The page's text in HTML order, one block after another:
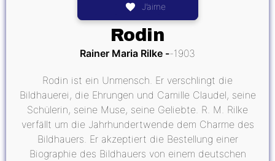
J’aime
Rodin
Rainer Maria Rilke 1903
Rodin ist ein Unmensch. Er verschlingt die
Bildhauerei, die Ehrungen und Camille Claudel, seine
Schülerin, seine Muse, seine Geliebte. R. M. Rilke
verfällt um die Jahrhundertwende dem Charme des
Bildhauers. Er akzeptiert die Bestellung einer
Biographie des Bildhauers von einem deutschen